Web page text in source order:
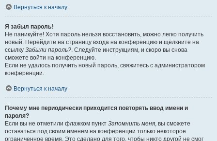
Вернуться к началу
Я забыл пароль!
Не паникуйте! Хотя пароль нельзя восстановить, можно легко получить
новый. Перейдите на страницу входа на конференцию и щёлкните на
ссылку Забыли пароль?. Следуйте инструкциям, и скоро вы снова
сможете войти на конференцию.
Если не удалось получить новый пароль, свяжитесь с администратором
конференции.
Вернуться к началу
Почему мне периодически приходится повторять ввод имени и
пароля?
Если вы не отметили флажком пункт Запомнить меня, вы сможете
оставаться под своим именем на конференции только некоторое
ограниченное время. Это сделано для того, чтобы никто другой не смог